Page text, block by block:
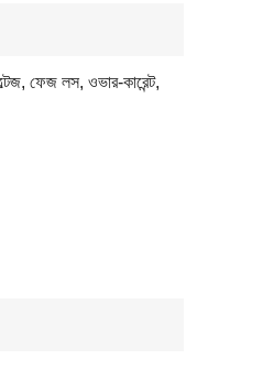
ফেজ লস, ওভার-কারেন্ট,